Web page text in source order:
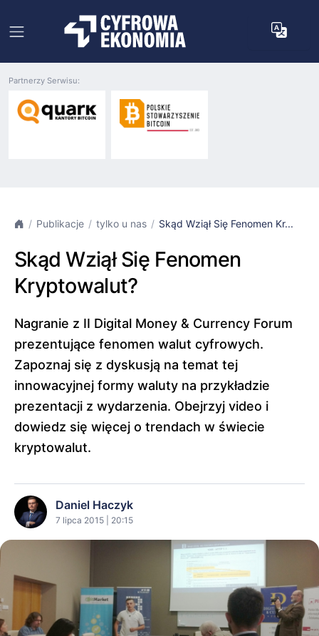
Partnerzy Serwisu:
Publikacje tylko u nas Skąd Wziął Się Fenomen Kr...
Skąd Wziął Się Fenomen
Kryptowalut?
Nagranie z II Digital Money & Currency Forum
prezentujące fenomen walut cyfrowych.
Zapoznaj się z dyskusją na temat tej
innowacyjnej formy waluty na przykładzie
prezentacji z wydarzenia. Obejrzyj video i
dowiedz się więcej o trendach w świecie
kryptowalut.
Daniel Haczyk
7 lipca 2015 | 20:15